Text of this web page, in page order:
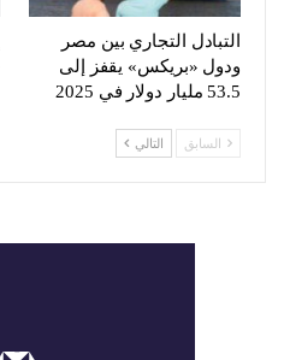
التبادل التجاري بين مصر
ودول «بريكس» يقفز إلى
53.5 مليار دولار في 2025
السابق التالي